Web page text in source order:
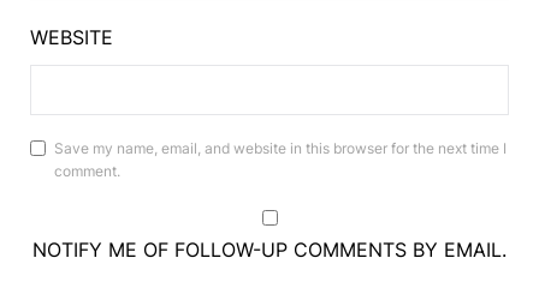
WEBSITE
Save my name, email, and website in this browser for the next time I
comment.
NOTIFY ME OF FOLLOW-UP COMMENTS BY EMAIL.